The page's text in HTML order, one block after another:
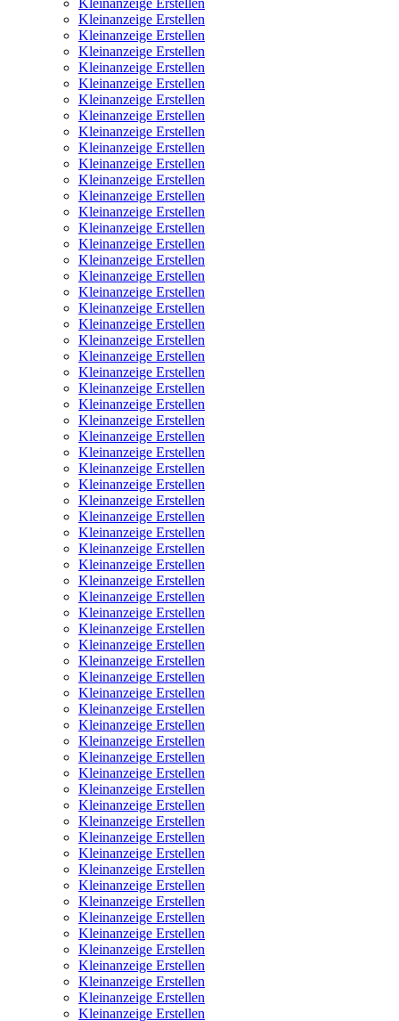
Kleinanzeige Erstellen
Kleinanzeige Erstellen
Kleinanzeige Erstellen
Kleinanzeige Erstellen
Kleinanzeige Erstellen
Kleinanzeige Erstellen
Kleinanzeige Erstellen
Kleinanzeige Erstellen
Kleinanzeige Erstellen
Kleinanzeige Erstellen
Kleinanzeige Erstellen
Kleinanzeige Erstellen
Kleinanzeige Erstellen
Kleinanzeige Erstellen
Kleinanzeige Erstellen
Kleinanzeige Erstellen
Kleinanzeige Erstellen
Kleinanzeige Erstellen
Kleinanzeige Erstellen
Kleinanzeige Erstellen
Kleinanzeige Erstellen
Kleinanzeige Erstellen
Kleinanzeige Erstellen
Kleinanzeige Erstellen
Kleinanzeige Erstellen
Kleinanzeige Erstellen
Kleinanzeige Erstellen
Kleinanzeige Erstellen
Kleinanzeige Erstellen
Kleinanzeige Erstellen
Kleinanzeige Erstellen
Kleinanzeige Erstellen
Kleinanzeige Erstellen
Kleinanzeige Erstellen
Kleinanzeige Erstellen
Kleinanzeige Erstellen
Kleinanzeige Erstellen
Kleinanzeige Erstellen
Kleinanzeige Erstellen
Kleinanzeige Erstellen
Kleinanzeige Erstellen
Kleinanzeige Erstellen
Kleinanzeige Erstellen
Kleinanzeige Erstellen
Kleinanzeige Erstellen
Kleinanzeige Erstellen
Kleinanzeige Erstellen
Kleinanzeige Erstellen
Kleinanzeige Erstellen
Kleinanzeige Erstellen
Kleinanzeige Erstellen
Kleinanzeige Erstellen
Kleinanzeige Erstellen
Kleinanzeige Erstellen
Kleinanzeige Erstellen
Kleinanzeige Erstellen
Kleinanzeige Erstellen
Kleinanzeige Erstellen
Kleinanzeige Erstellen
Kleinanzeige Erstellen
Kleinanzeige Erstellen
Kleinanzeige Erstellen
Kleinanzeige Erstellen